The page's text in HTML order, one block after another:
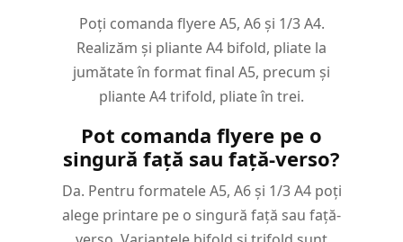
Poți comanda flyere A5, A6 și 1/3 A4.
Realizăm și pliante A4 bifold, pliate la
jumătate în format final A5, precum și
pliante A4 trifold, pliate în trei.
Pot comanda flyere pe o
singură față sau față-verso?
Da. Pentru formatele A5, A6 și 1/3 A4 poți
alege printare pe o singură față sau față-